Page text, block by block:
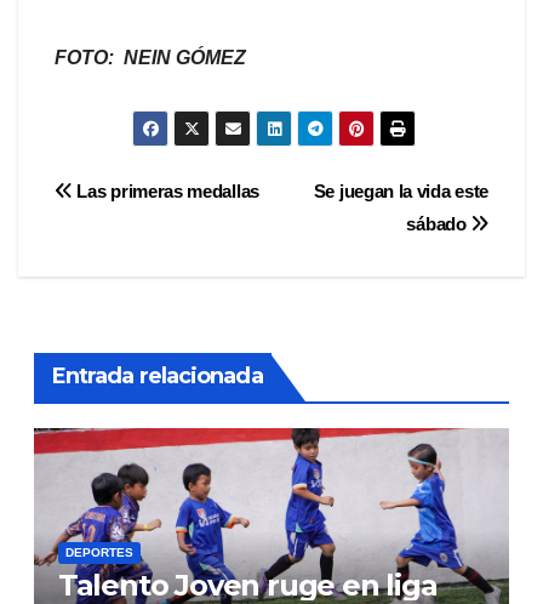
FOTO: NEIN GÓMEZ
Navegación
Se juegan la vida este
sábado
Las primeras medallas
Entrada relacionada
DEPORTES
Talento Joven ruge en liga